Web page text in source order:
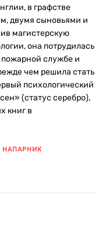
в графстве
двумя сыновьями и
магистерскую
она потрудилась
службе и
чем решила стать
психологический
(статус серебро),
книг в
НАПАРНИК